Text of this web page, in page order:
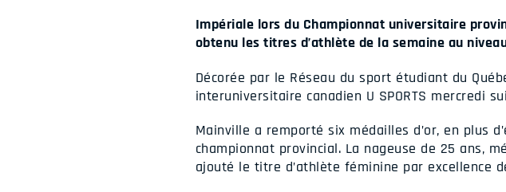
Impériale lors du Championnat universitaire
obtenu les titres d’athlète de la semaine au
Décorée par le Réseau du sport étudiant du
interuniversitaire canadien U SPORTS mercredi
Mainville a remporté six médailles d’or, en plus
championnat provincial. La nageuse de 25 ans,
ajouté le titre d’athlète féminine par excellence